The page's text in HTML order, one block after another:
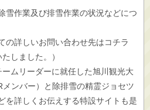
市政情報
雪作業及び排雪作業の状況などにつ
の詳しいお問い合わせ先はコチラ
しました。）
ムリーダーに就任した旭川観光大
ンバー）と除排雪の精霊ジョセツ
を詳しくお伝えする特設サイトも是